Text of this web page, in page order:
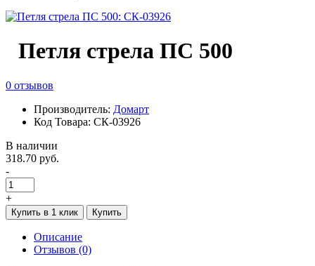
Петля стрела ПС 500
0 отзывов
Производитель: Домарт
Код Товара: СК-03926
В наличии
318.70 руб.
-
+
Купить в 1 клик Купить
Описание
Отзывов (0)